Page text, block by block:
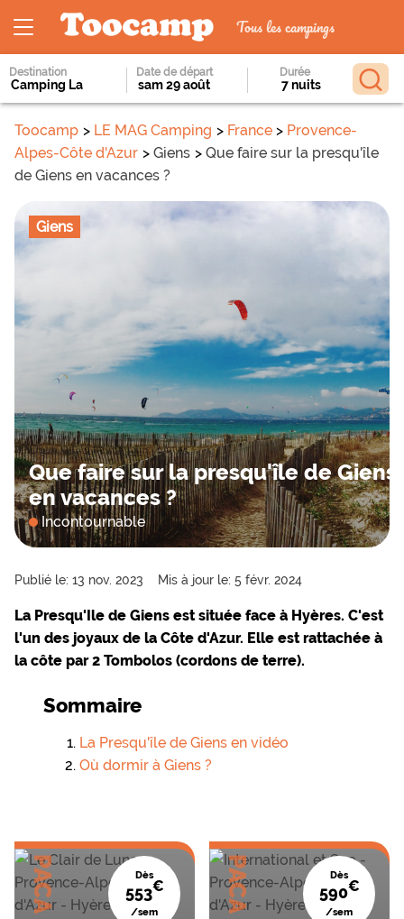
Tous les campings
Destination Date de départ Durée
Toocamp LE MAG Camping France
Provence-
Alpes-Côte d'Azur
Giens
Que faire sur la presqu'île
de Giens en vacances ?
Giens
Que faire sur la presqu'île de Giens
en vacances ?
Incontournable
Publié le: 13 nov. 2023 Mis à jour le: 5 févr. 2024
La Presqu'Ile de Giens est située face à Hyères. C'est
l'un des joyaux de la Côte d'Azur. Elle est rattachée à
la côte par 2 Tombolos (cordons de terre).
Sommaire
La Presqu'île de Giens en vidéo
Où dormir à Giens ?
PACA Dès
553€
/sem PACA Dès
590€
/sem